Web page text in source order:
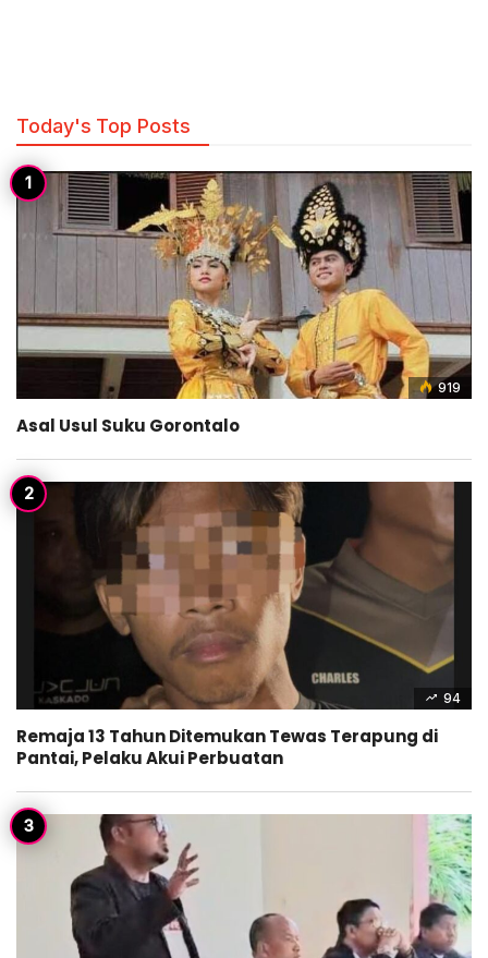
Today's Top Posts
919
Asal Usul Suku Gorontalo
94
Remaja 13 Tahun Ditemukan Tewas Terapung di
Pantai, Pelaku Akui Perbuatan